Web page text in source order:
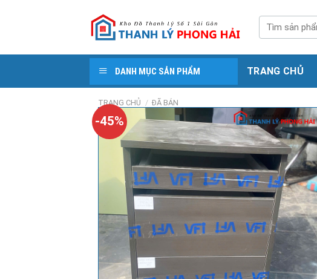
kiếm:
DANH MỤC SẢN PHẨM TRANG CHỦ
TRANG CHỦ / ĐÃ BÁN
-45%